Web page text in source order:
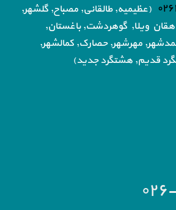
(عظیمیه, طالقانی, مصباح, گلشهر,
ویلا, گوهردشت, باغستان,
مهرشهر, حصارک, کمالشهر,
قدیم, هشتگرد جدید)